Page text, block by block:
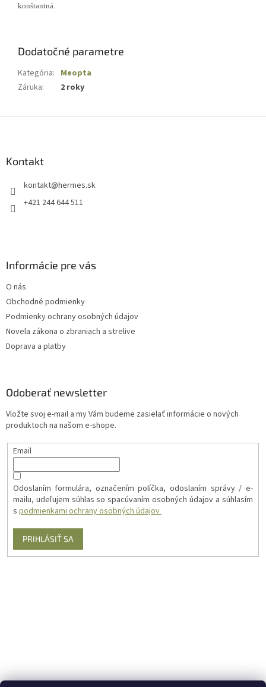
konštantná.
Dodatočné parametre
Kategória: Meopta
Záruka: 2 roky
Kontakt
kontakt@hermes.sk
+421 244 644 511
Informácie pre vás
O nás
Obchodné podmienky
Podmienky ochrany osobných údajov
Novela zákona o zbraniach a strelive
Doprava a platby
Odoberať newsletter
Vložte svoj e-mail a my Vám budeme zasielať informácie o nových
produktoch na našom e-shope.
Email
Odoslaním formulára, označením políčka, odoslaním správy / e-
mailu, udeľujem súhlas so spacúvaním osobných údajov a súhlasím
s podmienkami ochrany osobných údajov
PRIHLÁSIŤ SA